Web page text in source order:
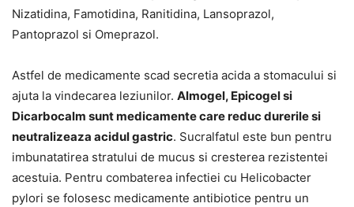
Nizatidina, Famotidina, Ranitidina, Lansoprazol,
Pantoprazol si Omeprazol.
Astfel de medicamente scad secretia acida a stomacului si
ajuta la vindecarea leziunilor. Almogel, Epicogel si
Dicarbocalm sunt medicamente care reduc durerile si
neutralizeaza acidul gastric. Sucralfatul este bun pentru
imbunatatirea stratului de mucus si cresterea rezistentei
acestuia. Pentru combaterea infectiei cu Helicobacter
pylori se folosesc medicamente antibiotice pentru un